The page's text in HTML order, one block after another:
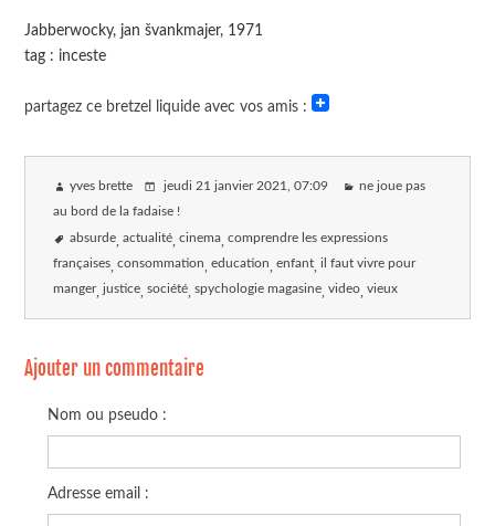
Jabberwocky, jan švankmajer, 1971
tag : inceste
partagez ce bretzel liquide avec vos amis :
yves brette jeudi 21 janvier 2021 , 07:09 ne joue pas
au bord de la fadaise !
absurde actualité cinema comprendre les expressions
françaises consommation education enfant il faut vivre pour
manger justice société spychologie magasine video vieux
Ajouter un commentaire
Nom ou pseudo :
Adresse email :